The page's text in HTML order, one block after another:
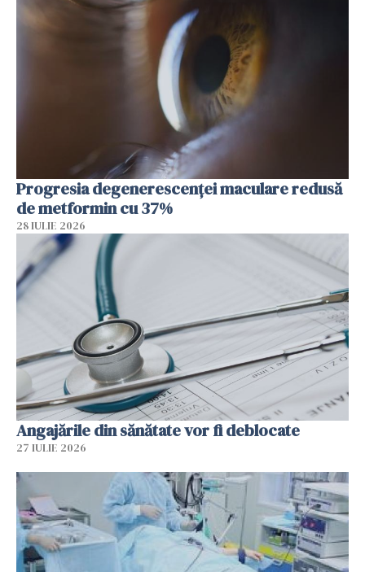
Progresia degenerescenței maculare redusă
de metformin cu 37%
28 IULIE 2026
Angajările din sănătate vor fi deblocate
27 IULIE 2026